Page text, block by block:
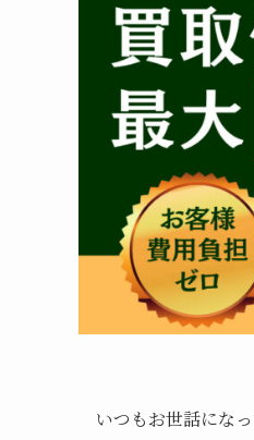
いつもお世話にな